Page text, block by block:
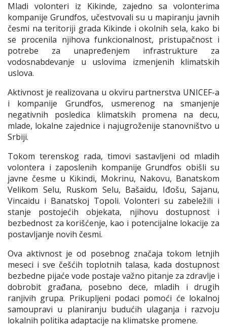
Mladi volonteri iz Kikinde, zajedno sa volonterima
kompanije Grundfos, učestvovali su u mapiranju javnih
česmi na teritoriji grada Kikinde i okolnih sela, kako bi
se procenila njihova funkcionalnost, pristupačnost i
potrebe za unapređenjem infrastrukture za
vodosnabdevanje u uslovima izmenjenih klimatskih
uslova.
Aktivnost je realizovana u okviru partnerstva UNICEF-a
i kompanije Grundfos, usmerenog na smanjenje
negativnih posledica klimatskih promena na decu,
mlade, lokalne zajednice i najugroženije stanovništvo u
Srbiji.
Tokom terenskog rada, timovi sastavljeni od mladih
volontera i zaposlenih kompanije Grundfos obišli su
javne česme u Kikindi, Mokrinu, Nakovu, Banatskom
Velikom Selu, Ruskom Selu, Bašaidu, Iđošu, Sajanu,
Vincaidu i Banatskoj Topoli. Volonteri su zabeležili i
stanje postojećih objekata, njihovu dostupnost i
bezbednost za korišćenje, kao i potencijalne lokacije za
postavljanje novih česmi.
Ova aktivnost je od posebnog značaja tokom letnjih
meseci i sve češćih toplotnih talasa, kada dostupnost
bezbedne pijaće vode postaje važno pitanje za zdravlje i
dobrobit građana, posebno dece, mladih i drugih
ranjivih grupa. Prikupljeni podaci pomoći će lokalnoj
samoupravi u planiranju budućih ulaganja i razvoju
lokalnih politika adaptacije na klimatske promene.